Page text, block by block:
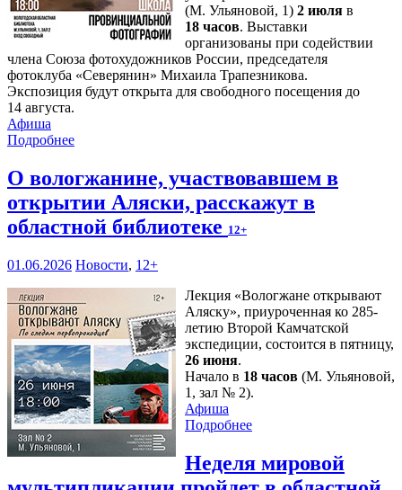
(М. Ульяновой, 1) 2 июля в
18 часов. Выставки
организованы при содействии
члена Союза фотохудожников России, председателя
фотоклуба «Северянин» Михаила Трапезникова.
Экспозиция будут открыта для свободного посещения до
14 августа.
Афиша
Подробнее
О вологжанине, участвовавшем в
открытии Аляски, расскажут в
областной библиотеке 12+
01.06.2026 Новости, 12+
Лекция «Вологжане открывают
Аляску», приуроченная ко 285-
летию Второй Камчатской
экспедиции, состоится в пятницу,
26 июня.
Начало в 18 часов (М. Ульяновой,
1, зал № 2).
Афиша
Подробнее
Неделя мировой